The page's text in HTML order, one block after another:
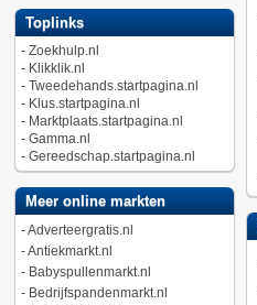
Toplinks
- Zoekhulp.nl
- Klikklik.nl
- Tweedehands.startpagina.nl
- Klus.startpagina.nl
- Marktplaats.startpagina.nl
- Gamma.nl
- Gereedschap.startpagina.nl
Meer online markten
-Adverteergratis.nl
-Antiekmarkt.nl
- Babyspullenmarkt.nl
- Bedrijfspandenmarkt.nl